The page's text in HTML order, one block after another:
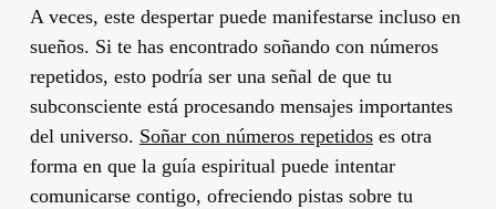
A veces, este despertar puede manifestarse incluso en
sueños. Si te has encontrado soñando con números
repetidos, esto podría ser una señal de que tu
subconsciente está procesando mensajes importantes
del universo. Soñar con números repetidoses otra
forma en que la guía espiritual puede intentar
comunicarse contigo, ofreciendo pistas sobre tu